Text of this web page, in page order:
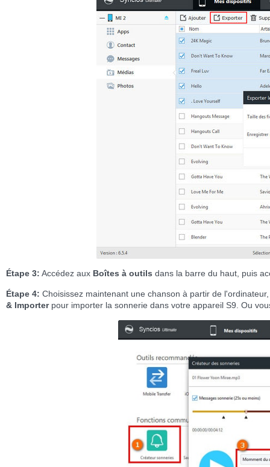
Étape 3: Accédez aux Boîtes à outils dans la barre du haut, puis
Étape 4: Choisissez maintenant une chanson à partir de
& Importer pour importer la sonnerie dans votre appareil S9. Ou